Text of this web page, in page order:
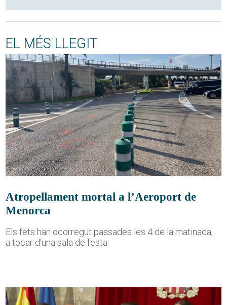
EL MÉS LLEGIT
Atropellament mortal a l’Aeroport de
Menorca
Els fets han ocorregut passades les 4 de la matinada,
a tocar d'una sala de festa